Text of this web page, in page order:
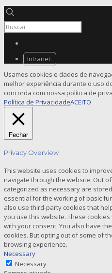
Intranet
Usamos cookies e dados de
melhor experiência durante o uso
concorda com nossa política de
Política de PrivacidadeACEITO
Fechar
Privacy Overview
This website uses cookies to
navigate through the website. Out
categorized as necessary are
essential for the working of basic
also use third-party cookies that
you use this website. These
with your consent. You also have
cookies. But opting out of some of
browsing experience.
Necessary
Necessary